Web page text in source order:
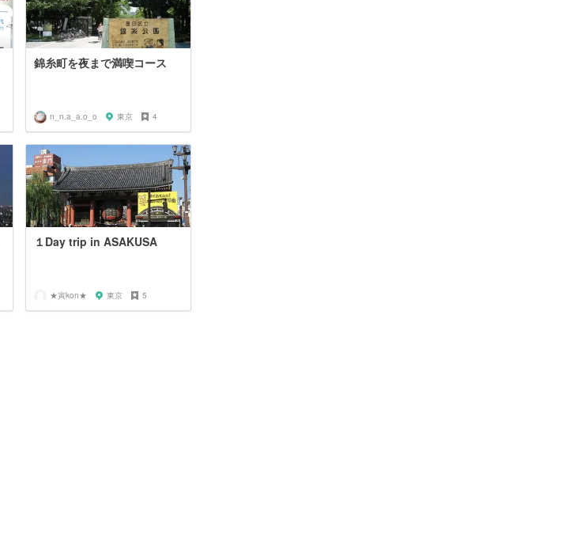
錦糸町を夜まで満喫コース
n_n.a_a.o_o 東京 4
１Day trip in ASAKUSA
★寅kon★ 東京 5